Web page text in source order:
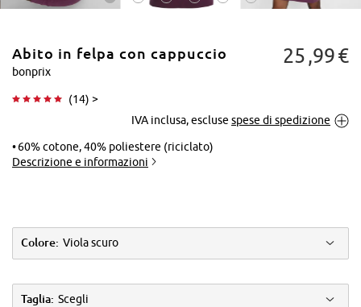
Tocca per
Abito in felpa con cappuccio
bonprix
(14) >
25 99€
IVA inclusa, escluse spese di spedizione
60% cotone, 40% poliestere (riciclato)
Descrizione e informazioni
Colore: Viola scuro
Taglia: Scegli